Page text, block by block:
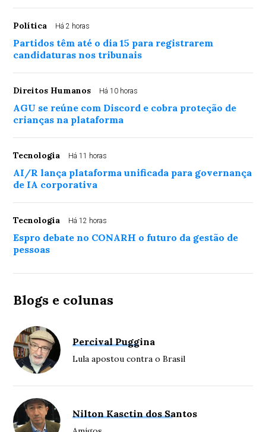
Política Há 2 horas
Partidos têm até o dia 15 para registrarem
candidaturas nos tribunais
Direitos Humanos Há 10 horas
AGU se reúne com Discord e cobra proteção de
crianças na plataforma
Tecnologia Há 11 horas
AI/R lança plataforma unificada para governança
de IA corporativa
Tecnologia Há 12 horas
Espro debate no CONARH o futuro da gestão de
pessoas
Blogs e colunas
Percival Puggina
Lula apostou contra o Brasil
Nilton Kasctin dos Santos